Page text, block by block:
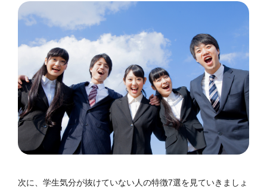
次に、学生気分が抜けていない人の特徴7選を見ていきましょ